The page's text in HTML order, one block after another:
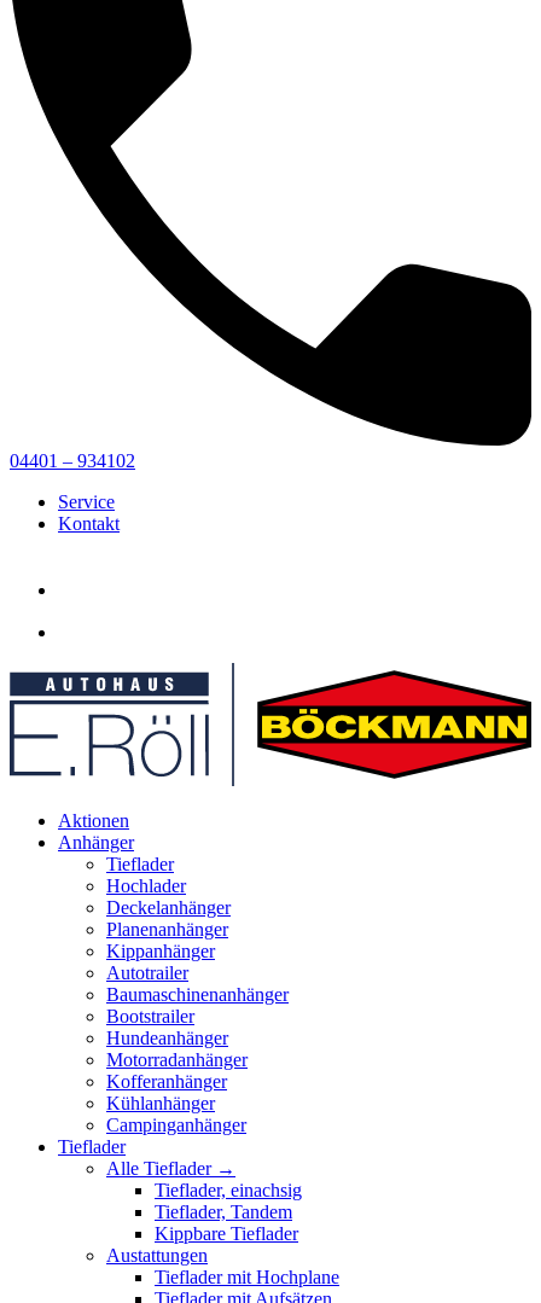
04401 – 934102
Service
Kontakt
Aktionen
Anhänger
Tieflader
Hochlader
Deckelanhänger
Planenanhänger
Kippanhänger
Autotrailer
Baumaschinenanhänger
Bootstrailer
Hundeanhänger
Motorradanhänger
Kofferanhänger
Kühlanhänger
Campinganhänger
Tieflader
Alle Tieflader →
Tieflader, einachsig
Tieflader, Tandem
Kippbare Tieflader
Austattungen
Tieflader mit Hochplane